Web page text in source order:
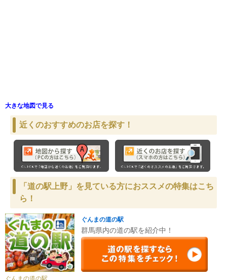
大きな地図で見る
近くのおすすめのお店を探す！
「道の駅上野」を見ている方におススメの特集はこち
ら！
ぐんまの道の駅
ぐんまの道の駅
群馬県内の道の駅を紹介中！